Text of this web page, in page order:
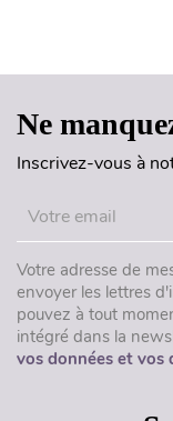
Ne
Inscrivez-vous à
Votre adresse de
envoyer les lettres
pouvez à tout
intégré dans la
vos données et vos